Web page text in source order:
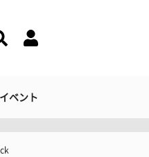
イベント